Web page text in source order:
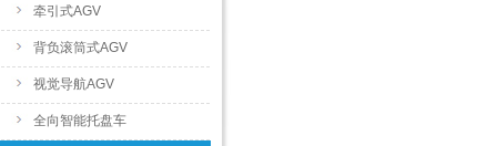
牵引式AGV
背负滚筒式AGV
视觉导航AGV
全向智能托盘车